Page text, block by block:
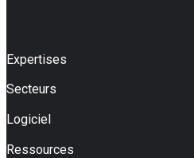
Expertises
Secteurs
Logiciel
Ressources